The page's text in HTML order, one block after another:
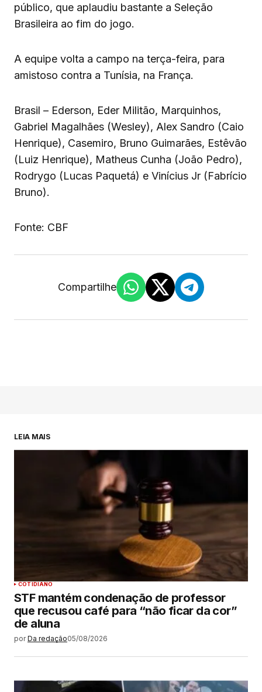
público, que aplaudiu bastante a Seleção
Brasileira ao fim do jogo.
A equipe volta a campo na terça-feira, para
amistoso contra a Tunísia, na França.
Brasil – Ederson, Eder Militão, Marquinhos,
Gabriel Magalhães (Wesley), Alex Sandro (Caio
Henrique), Casemiro, Bruno Guimarães, Estêvão
(Luiz Henrique), Matheus Cunha (João Pedro),
Rodrygo (Lucas Paquetá) e Vinícius Jr (Fabrício
Bruno).
Fonte: CBF
Compartilhe
LEIA MAIS
COTIDIANO
STF mantém condenação de professor
que recusou café para “não ficar da cor”
de aluna
por Da redação05/08/2026